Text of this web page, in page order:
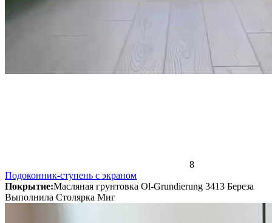
8
Подоконник-ступень с экраном
Покрытие:Масляная грунтовка Ol-Grundierung 3413 Береза
Выполнила Столярка Миг